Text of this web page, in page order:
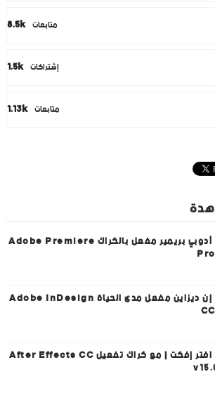
8.5k متابعات
1.5k إشتراكات
1.13k متابعات
تحميل أدوبي بريمير مفعل بالكراك Adobe Premiere
تحميل إن ديزاين مفعل مدى الحياة Adobe InDesign
تحميل افتر إفكت | مع كراك تفعيل After Effects CC